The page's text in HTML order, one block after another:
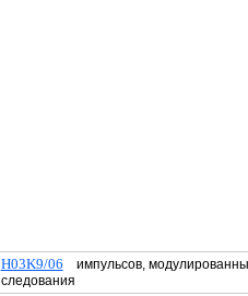
H03K9/06 импульсов,
следования